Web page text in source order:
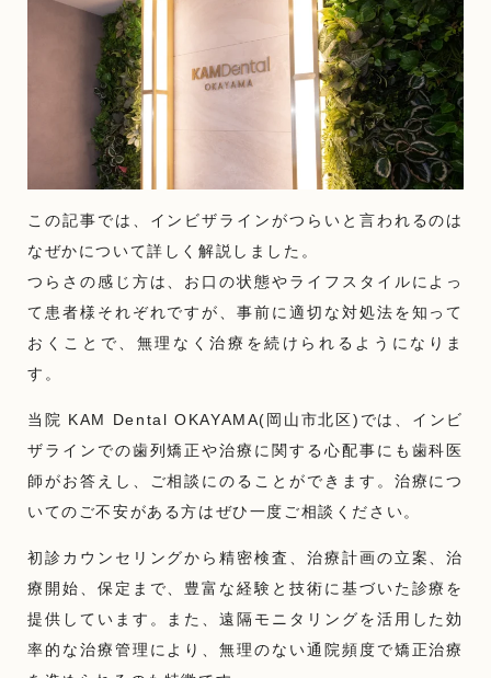
この記事では、インビザラインがつらいと言われるのは
なぜかについて詳しく解説しました。
つらさの感じ方は、お口の状態やライフスタイルによっ
て患者様それぞれですが、事前に適切な対処法を知って
おくことで、無理なく治療を続けられるようになりま
す。
当院 KAM Dental OKAYAMA(岡山市北区)では、インビ
ザラインでの歯列矯正や治療に関する心配事にも歯科医
師がお答えし、ご相談にのることができます。治療につ
いてのご不安がある方はぜひ一度ご相談ください。
初診カウンセリングから精密検査、治療計画の立案、治
療開始、保定まで、豊富な経験と技術に基づいた診療を
提供しています。また、遠隔モニタリングを活用した効
率的な治療管理により、無理のない通院頻度で矯正治療